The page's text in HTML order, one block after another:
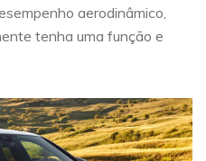
aerodinâmico,
tenha uma função e